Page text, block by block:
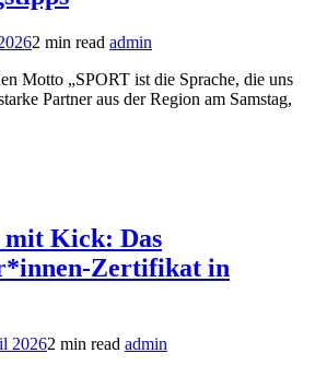
2 min read admin
Motto „SPORT ist die Sprache, die uns
Partner aus der Region am Samstag,
mit Kick: Das
Zertifikat in
20262 min read admin